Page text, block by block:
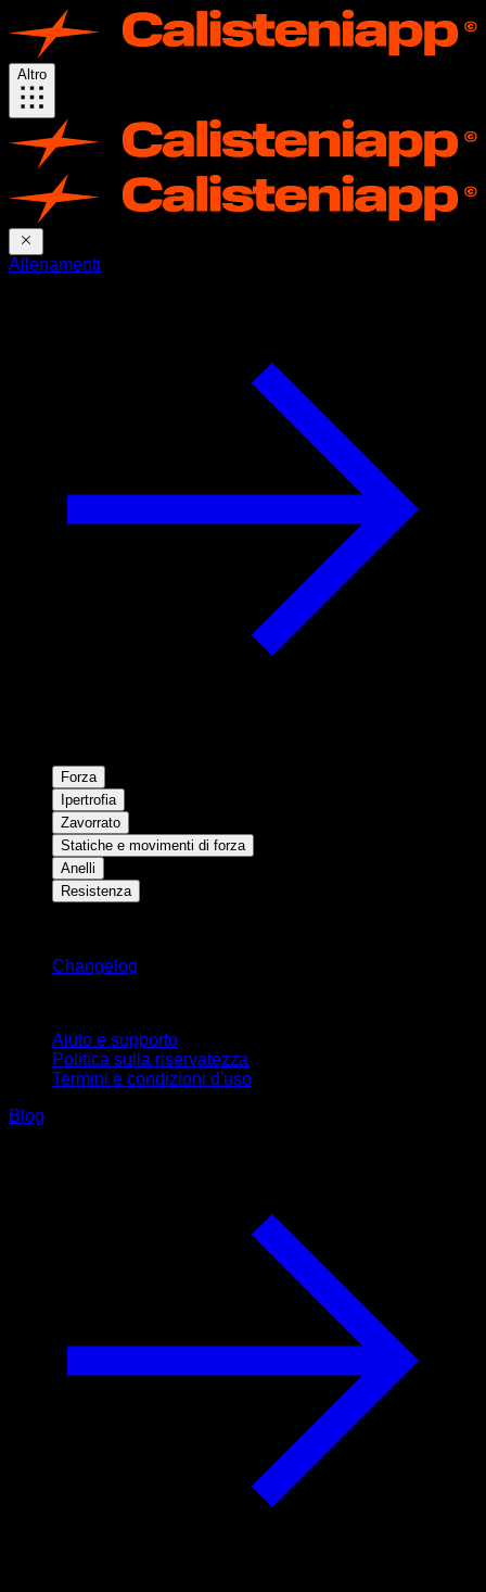
Altro
Allenamenti
Forza
Ipertrofia
Zavorrato
Statiche e movimenti di forza
Anelli
Resistenza
Changelog
Aiuto e supporto
Politica sulla riservatezza
Termini e condizioni d'uso
Blog